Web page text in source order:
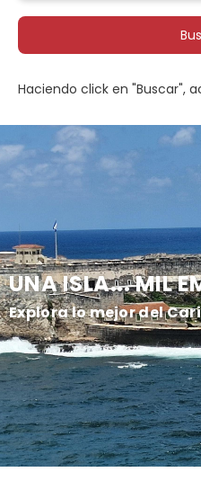
UNA ISLA... MIL
Explora lo mejor del
Haciendo click en "Buscar",